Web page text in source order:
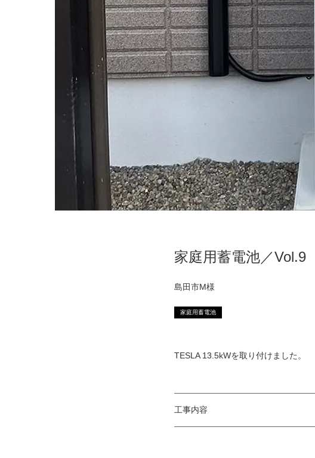
家庭用蓄電池／Vol.9
島田市M様
家庭用蓄電池
TESLA 13.5kWを取り付けました。
工事内容